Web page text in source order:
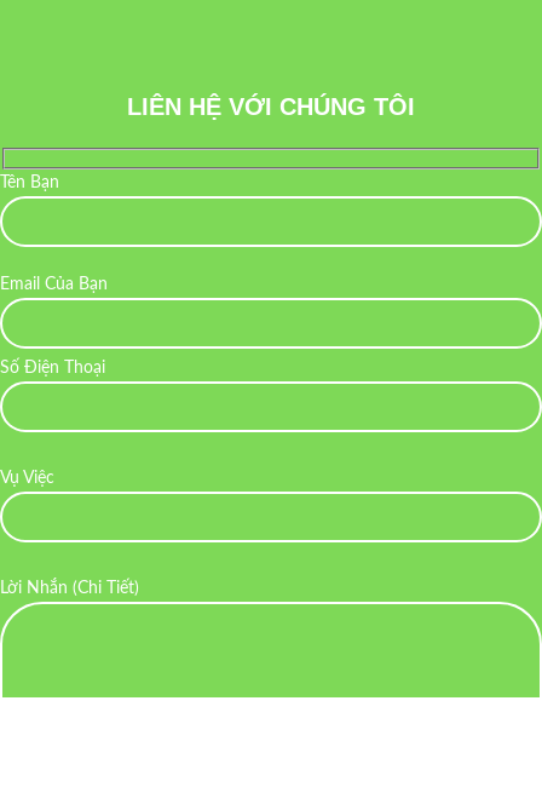
LIÊN HỆ VỚI CHÚNG TÔI
Tên Bạn
Email Của Bạn
Số Điện Thoại
Vụ Việc
Lời Nhắn (Chi Tiết)